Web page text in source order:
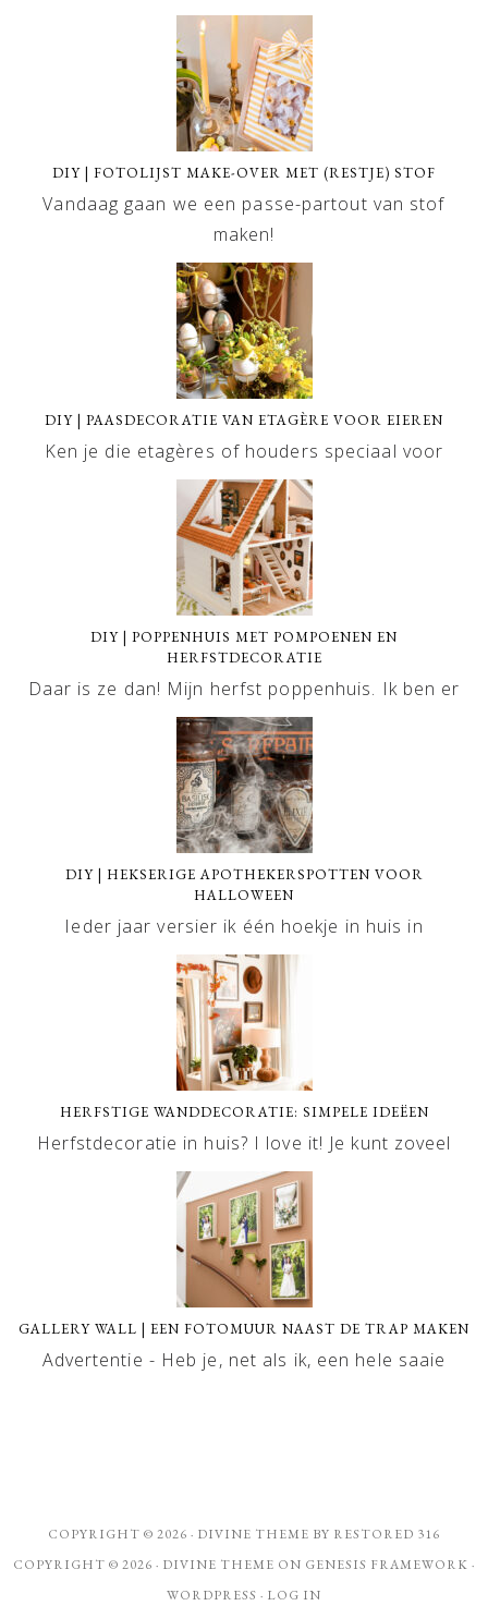
DIY | FOTOLIJST MAKE-OVER MET (RESTJE) STOF
Vandaag gaan we een passe-partout van stof
maken!
DIY | PAASDECORATIE VAN ETAGÈRE VOOR EIEREN
Ken je die etagères of houders speciaal voor
DIY | POPPENHUIS MET POMPOENEN EN
HERFSTDECORATIE
Daar is ze dan! Mijn herfst poppenhuis. Ik ben er
DIY | HEKSERIGE APOTHEKERSPOTTEN VOOR
HALLOWEEN
Ieder jaar versier ik één hoekje in huis in
HERFSTIGE WANDDECORATIE: SIMPELE IDEËEN
Herfstdecoratie in huis? I love it! Je kunt zoveel
GALLERY WALL | EEN FOTOMUUR NAAST DE TRAP MAKEN
Advertentie - Heb je, net als ik, een hele saaie
COPYRIGHT © 2026 · DIVINE THEME BY RESTORED 316
COPYRIGHT © 2026 · DIVINE THEME ON GENESIS FRAMEWORK ·
WORDPRESS · LOG IN